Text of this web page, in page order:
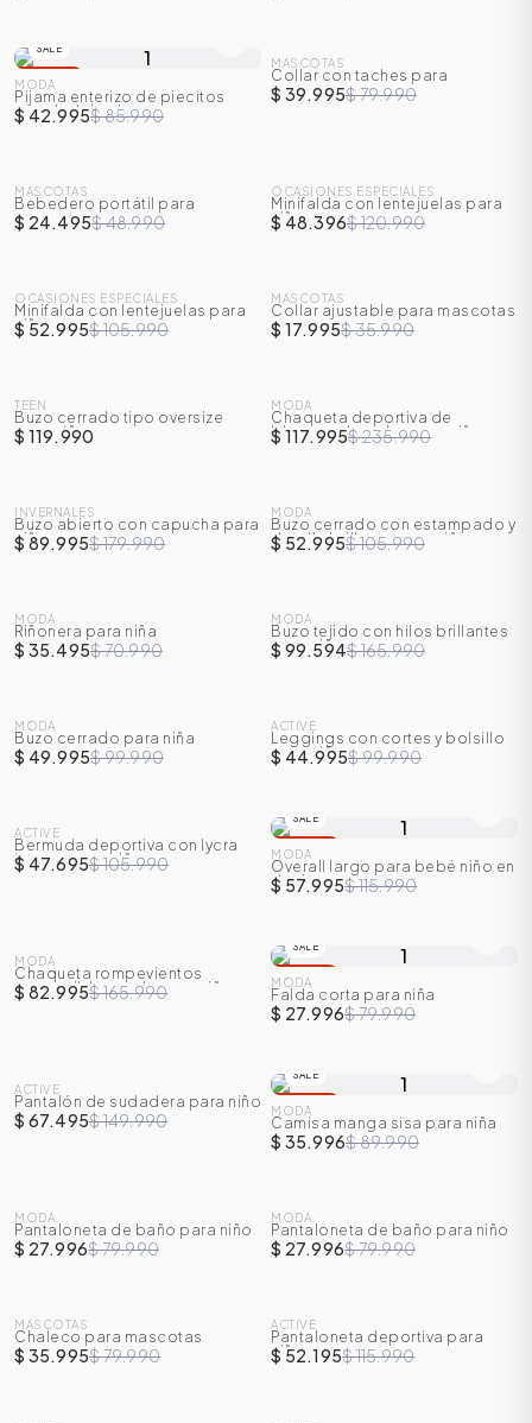
-50
SALE
MODA
Pijama enterizo de piecitos
para bebé unisex
$ 42.995$ 85.990
-50 %
MASCOTAS
Collar con taches para
mascotas
$ 39.995$ 79.990
-50%
MASCOTAS
Bebedero portátil para
mascotas
$ 24.495$ 48.990
- 60%
OCASIONES ESPECIALES
Minifalda con lentejuelas para
niña
$ 48.396$ 120.990
- 50%
OCASIONES ESPECIALES
Minifalda con lentejuelas para
niña
$ 52.995$ 105.990
-50 %
MASCOTAS
Collar ajustable para mascotas
$ 17.995$ 35.990
TEEN
Buzo cerrado tipo oversize
para niña
$ 119.990
-50%
MODA
Chaqueta deportiva de
bloques de color para niño
$ 117.995$ 235.990
-50 %
INVERNALES
Buzo abierto con capucha para
niña
$ 89.995$ 179.990
-50 %
MODA
Buzo cerrado con estampado y
detalle brillante para niña
$ 52.995$ 105.990
- 50 %
MODA
Riñonera para niña
$ 35.495$ 70.990
-40 %
MODA
Buzo tejido con hilos brillantes
para niña
$ 99.594$ 165.990
-50 %
MODA
Buzo cerrado para niña
$ 49.995$ 99.990
-55%
ACTIVE
Leggings con cortes y bolsillo
para niña
$ 44.995$ 99.990
-55%
ACTIVE
Bermuda deportiva con lycra
interna para niño
$ 47.695$ 105.990
-50
SALE
MODA
Overall largo para bebé niño en
denim
$ 57.995$ 115.990
-50%
MODA
Chaqueta rompevientos
convertible en tula para niña
$ 82.995$ 165.990
-65
SALE
MODA
Falda corta para niña
$ 27.996$ 79.990
-55%
ACTIVE
Pantalón de sudadera para niño
$ 67.495$ 149.990
-60
SALE
MODA
Camisa manga sisa para niña
$ 35.996$ 89.990
-65%
MODA
Pantaloneta de baño para niño
$ 27.996$ 79.990
-65%
MODA
Pantaloneta de baño para niño
$ 27.996$ 79.990
-55%
MASCOTAS
Chaleco para mascotas
$ 35.995$ 79.990
-55%
ACTIVE
Pantaloneta deportiva para
niño
$ 52.195$ 115.990